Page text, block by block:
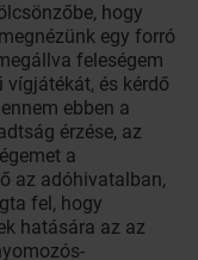
hogy
egy forró
feleségem
és kérdő
ebben a
érzése, az
a
az adóhivatalban,
fel, hogy
hatására az az